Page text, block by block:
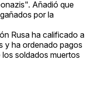
Añadió que
por la
Rusa ha calificado a
y ha ordenado pagos
soldados muertos